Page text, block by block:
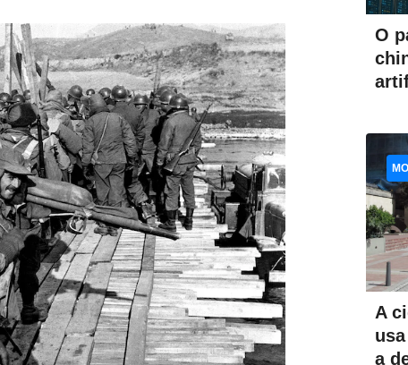
O
A
a